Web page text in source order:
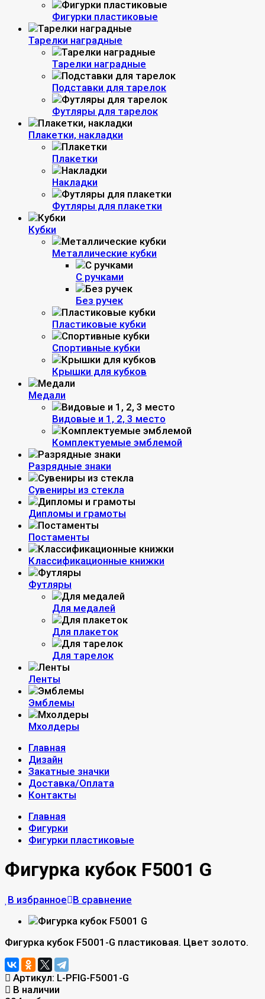
Фигурки пластиковые
Тарелки наградные
Тарелки наградные
Подставки для тарелок
Футляры для тарелок
Плакетки, накладки
Плакетки
Накладки
Футляры для плакетки
Кубки
Металлические кубки
С ручками
Без ручек
Пластиковые кубки
Спортивные кубки
Крышки для кубков
Медали
Видовые и 1, 2, 3 место
Комплектуемые эмблемой
Разрядные знаки
Сувениры из стекла
Дипломы и грамоты
Постаменты
Классификационные книжки
Футляры
Для медалей
Для плакеток
Для тарелок
Ленты
Эмблемы
Мхолдеры
Главная
Дизайн
Закатные значки
Доставка/Оплата
Контакты
Главная
Фигурки
Фигурки пластиковые
Фигурка кубок F5001 G
В избранное В сравнение
Фигурка кубок F5001-G пластиковая. Цвет золото.
Артикул: L-PFIG-F5001-G
В наличии